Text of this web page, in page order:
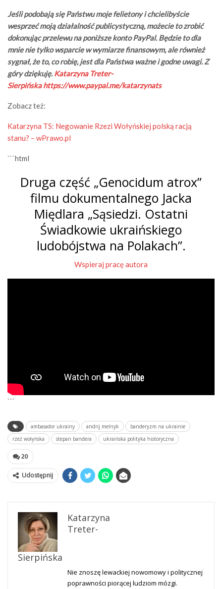
Jeśli podobają się Państwu moje felietony i chcielibyście
wesprzeć moją działalność publicystyczną, możecie to zrobić
dokonując przelewu na poniższe konto PayPal. Będzie to dla
mnie nie tylko wsparcie w wymiarze finansowym, ale również
sygnał, że to, co robię, jest dla Państwa ważne i godne uwagi. Z
góry dziękuję.Katarzyna Treter-
Sierpińska https://www.paypal.me/katarzynats
Zobacz też:
Katarzyna TS: Negowanie Rzezi Wołyńskiej polską racją
stanu? – wPrawo.pl
```html
Druga część „Genocidum atrox”
filmu dokumentalnego Jacka
Międlara „Sąsiedzi. Ostatni
Świadkowie ukraińskiego
ludobójstwa na Polakach”.
Wspieraj pracę autora
```
ambasador ukrainy andrij melnyk
banderyzm na ukrainie
rzeź wołyńska
stepan bandera ukraińska polityka historyczna
20
Udostępnij
Katarzyna
Treter-
Sierpińska
Nie znoszę lewackiej nowomowy i politycznej
poprawności piorącej ludziom mózgi.